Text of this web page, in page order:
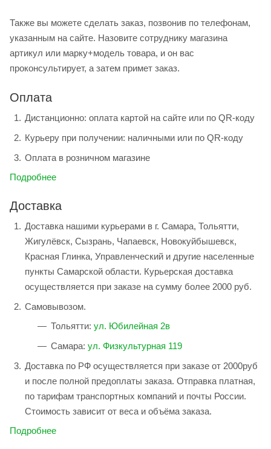
Также вы можете сделать заказ, позвонив по телефонам,
указанным на сайте. Назовите сотруднику магазина
артикул или марку+модель товара, и он вас
проконсультирует, а затем примет заказ.
Оплата
Дистанционно: оплата картой на сайте или по QR-коду
Курьеру при получении: наличными или по QR-коду
Оплата в розничном магазине
Подробнее
Доставка
Доставка нашими курьерами в г. Самара, Тольятти,
Жигулёвск, Сызрань, Чапаевск, Новокуйбышевск,
Красная Глинка, Управленческий и другие населенные
пункты Самарской области. Курьерская доставка
осуществляется при заказе на сумму более 2000 руб.
Самовывозом.
Тольятти: ул. Юбилейная 2в
Самара: ул. Физкультурная 119
Доставка по РФ осуществляется при заказе от 2000руб
и после полной предоплаты заказа. Отправка платная,
по тарифам транспортных компаний и почты России.
Стоимость зависит от веса и объёма заказа.
Подробнее